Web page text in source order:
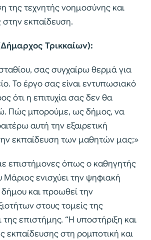
της τεχνητής νοημοσύνης και
στην εκπαίδευση.
Τρικκαίων):
σας συγχαίρω θερμά για
Το έργο σας είναι εντυπωσιακό
ότι η επιτυχία σας δεν θα
Πώς μπορούμε, ως δήμος, να
αυτή την εξαιρετική
εκπαίδευση των μαθητών μας;»
επιστήμονες όπως ο καθηγητής
ενισχύει την ψηφιακή
δήμου και προωθεί την
στους τομείς της
της επιστήμης. “Η υποστήριξη και
εκπαίδευσης στη ρομποτική και